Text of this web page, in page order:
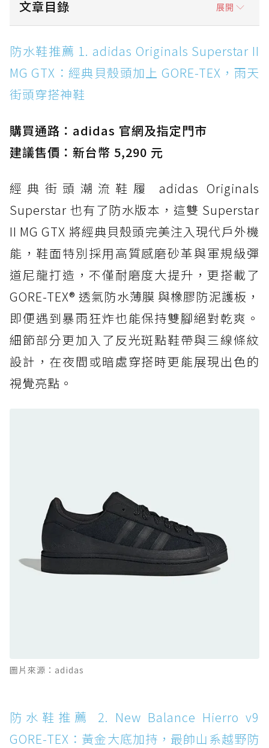
文章目錄 展開
防水鞋推薦 1. adidas Originals Superstar II
MG GTX：經典貝殼頭加上 GORE-TEX，雨天街
頭穿搭神鞋
防水鞋推薦 2. New Balance Hierro v9 GORE-
防水鞋推薦 3. Nike Dunk Low GORE-TEX：
經典 Dunk 輪廓加上防水科技，雨天穿搭帥度不
打折
防水鞋推薦 4. ASICS TRABUCO 14 GTX：搭
載 GORE-TEX 隱形貼合科技，全方位防水神鞋
防水鞋推薦 5. Salomon XT-6 GORE-TEX：潮
人必備山系鞋王！防滑、防水與街頭顏值一次攻
頂
防水鞋推薦 6. HOKA Stinson Evo GTX：越野
復刻厚底，GORE-TEX 防水與增高神器一次滿
黃靴同級頂級防水，輕量化工裝健走鞋雨天必備
防水鞋推薦 7. Timberland Motion Access：
黃靴同級頂級防水，輕量化工裝健走鞋雨天必備
防水鞋推薦 10. PUMA Voyage NITRO™ 4
GORE-TEX：氮氣中底注入，回彈與防滑兼具的
全天候越野跑鞋
防水鞋推薦 11. On Cloudhorizon 2 WP：腳
感軟彈、搭載 Missiongrip™ 的防水輕越野鞋
Boot：馬汀首款雨靴登場，經典八孔加上全防
防水鞋推薦 14. SKECHERS BADGER
WATERPROOF：一踩即穿懶人神器！搭載固特
異大底與全防水厚底健走鞋
防水鞋推薦 1. adidas Originals Superstar II
MG GTX：經典貝殼頭加上 GORE-TEX，雨天
街頭穿搭神鞋
購買通路：adidas 官網及指定門市
建議售價：新台幣 5,290 元
經典街頭潮流鞋履 adidas Originals
Superstar 也有了防水版本，這雙 Superstar
II MG GTX 將經典貝殼頭完美注入現代戶外機
能，鞋面特別採用高質感磨砂革與軍規級彈
道尼龍打造，不僅耐磨度大提升，更搭載了
GORE-TEX® 透氣防水薄膜 與橡膠防泥護板，
即便遇到暴雨狂炸也能保持雙腳絕對乾爽。
細節部分更加入了反光斑點鞋帶與三線條紋
設計，在夜間或暗處穿搭時更能展現出色的
視覺亮點。
圖片來源：adidas
防水鞋推薦 2. New Balance Hierro v9
GORE-TEX：黃金大底加持，最帥山系越野防